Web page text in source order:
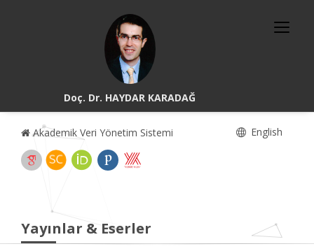
Doç. Dr. HAYDAR KARADAĞ
Akademik Veri Yönetim Sistemi English
Yayınlar & Eserler